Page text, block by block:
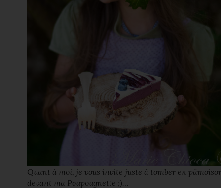
Quant à moi, je vous invite juste à tomber en
devant ma Poupougnette ;)…